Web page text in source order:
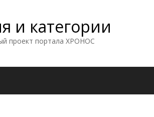
и категории
проект портала ХРОНОС